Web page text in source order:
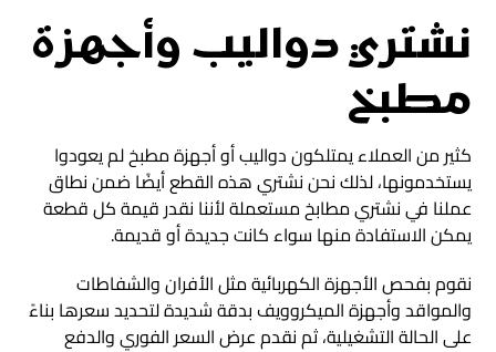
نشتري دواليب وأجهزة
مطبخ
كثير من العملاء يمتلكون دواليب أو أجهزة مطبخ لم يعودوا
يستخدمونها، لذلك نحن نشتري هذه القطع أيضًا ضمن نطاق
عملنا في نشتري مطابخ مستعملة لأننا نقدر قيمة كل قطعة
يمكن الاستفادة منها سواء كانت جديدة أو قديمة.
نقوم بفحص الأجهزة الكهربائية مثل الأفران والشفاطات
والمواقد وأجهزة الميكروويف بدقة شديدة لتحديد سعرها بناءً
على الحالة التشغيلية، ثم نقدم عرض السعر الفوري والدفع